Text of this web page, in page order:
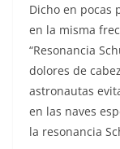
Dicho en pocas
en la misma
“Resonancia
dolores de
astronautas
en las naves
la resonancia